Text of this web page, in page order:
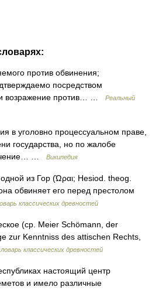
против обвинения;
посредством
и возражение против… …
Реальный
в уголовно процессуальном праве,
государства, но по жалобе
…
Википедия
из Гор (Ώραι; Hesiod. theog.
обвиняет его перед престолом
классических древностей
Meier Schömann, der
zur Kenntniss des attischen Rechts,
классических древностей
настоящий центр
и имело различные